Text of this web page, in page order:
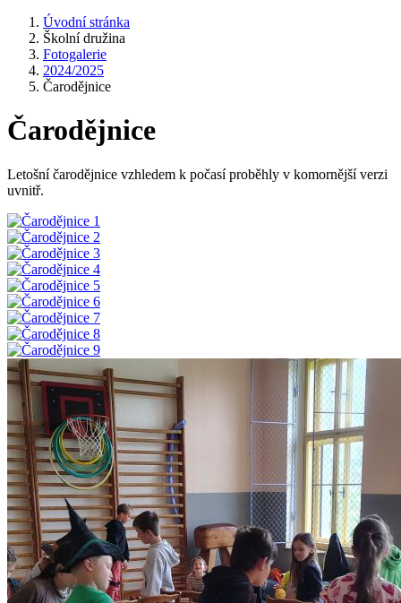
Úvodní stránka
Školní družina
Fotogalerie
2024/2025
Čarodějnice
Čarodějnice
Letošní čarodějnice vzhledem k počasí proběhly v komornější verzi
uvnitř.